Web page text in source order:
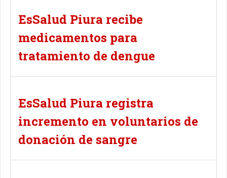
EsSalud Piura recibe
medicamentos para
tratamiento de dengue
EsSalud Piura registra
incremento en voluntarios de
donación de sangre